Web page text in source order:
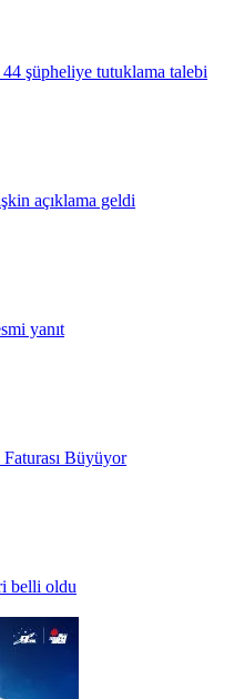
şüpheliye tutuklama talebi
açıklama geldi
yanıt
Faturası Büyüyor
belli oldu